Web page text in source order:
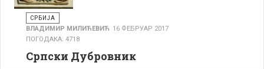
СРБИЈА
ВЛАДИМИР МИЛИЋЕВИЋ 16 ФЕБРУАР 2017
ПОГОДАКА: 4718
Српски Дубровник